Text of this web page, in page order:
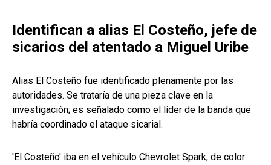
Identifican a alias El Costeño, jefe de
sicarios del atentado a Miguel Uribe
Alias El Costeño fue identificado plenamente por las
autoridades. Se trataría de una pieza clave en la
investigación; es señalado como el líder de la banda que
habría coordinado el ataque sicarial.
'El Costeño' iba en el vehículo Chevrolet Spark, de color